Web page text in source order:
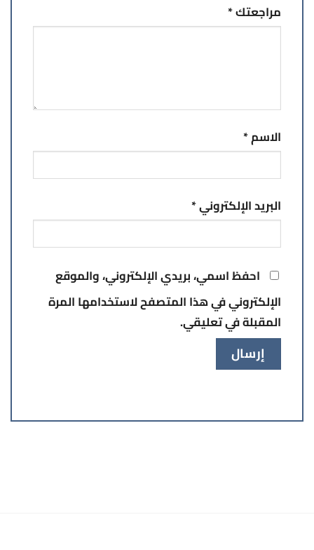
مراجعتك*
الاسم*
البريد الإلكتروني*
احفظ اسمي، بريدي الإلكتروني، والموقع
الإلكتروني في هذا المتصفح لاستخدامها المرة
المقبلة في تعليقي.